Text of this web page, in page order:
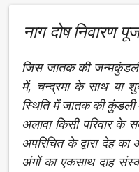
नाग दोष निवारण
जिस जातक की
में, चन्द्रमा के साथ या
स्थिति में जातक की कुंडली
अलावा किसी परिवार के
अपरिचित के द्वारा देह
अंगों का एकसाथ दाह